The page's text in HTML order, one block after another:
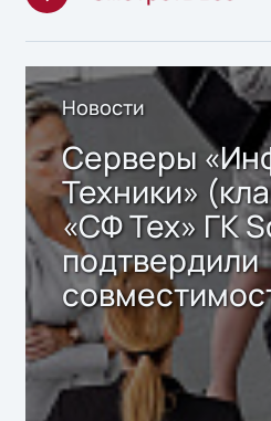
Новости
Серверы
Техники»
«СФ Тех» ГК
подтвердили
решением
Storage 2.x
хранения